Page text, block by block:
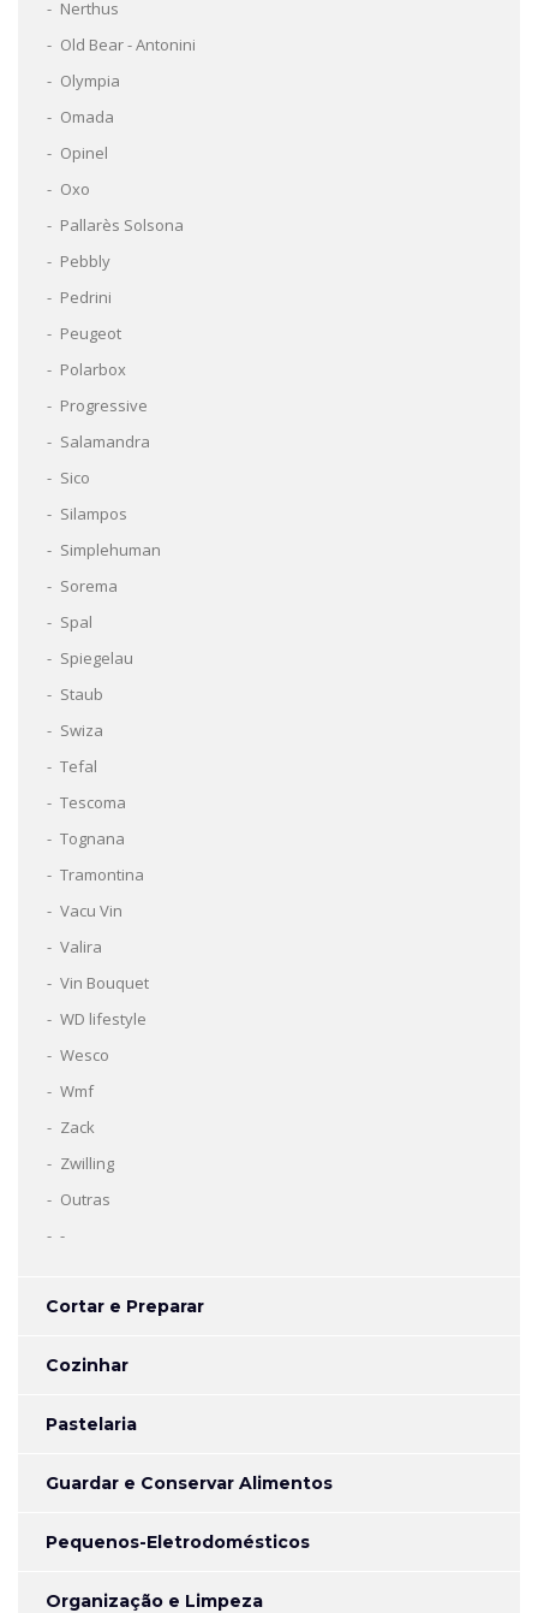
Nerthus
Old Bear - Antonini
Olympia
Omada
Opinel
Oxo
Pallarès Solsona
Pebbly
Pedrini
Peugeot
Polarbox
Progressive
Salamandra
Sico
Silampos
Simplehuman
Sorema
Spal
Spiegelau
Staub
Swiza
Tefal
Tescoma
Tognana
Tramontina
Vacu Vin
Valira
Vin Bouquet
WD lifestyle
Wesco
Wmf
Zack
Zwilling
Outras
-
Cortar e Preparar
Cozinhar
Pastelaria
Guardar e Conservar Alimentos
Pequenos-Eletrodomésticos
Organização e Limpeza